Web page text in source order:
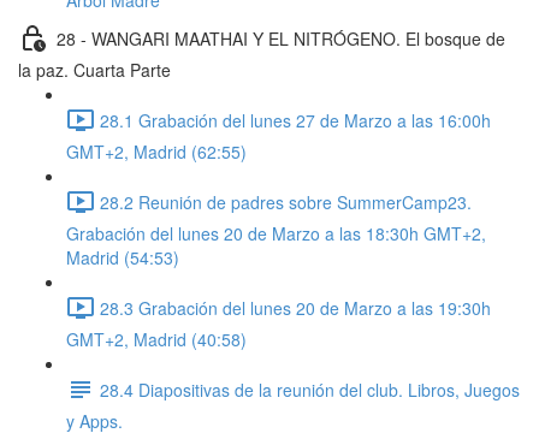
28 - WANGARI MAATHAI Y EL NITRÓGENO. El bosque de
la paz. Cuarta Parte
28.1 Grabación del lunes 27 de Marzo a las 16:00h
GMT+2, Madrid (62:55)
28.2 Reunión de padres sobre SummerCamp23.
Grabación del lunes 20 de Marzo a las 18:30h GMT+2,
Madrid (54:53)
28.3 Grabación del lunes 20 de Marzo a las 19:30h
GMT+2, Madrid (40:58)
28.4 Diapositivas de la reunión del club. Libros, Juegos
y Apps.